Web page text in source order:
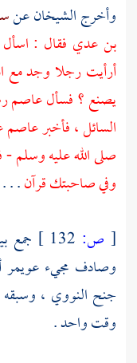
وأخرج الشيخان عن
بن عدي فقال :
أرأيت رجلا وجد مع
يصنع ؟ فسألعاصم
السائل ، فأخبرعاصم
صلى الله عليه وسلم -
وفي صاحبتك قرآن. .
[ ص: جمع
وصادف مجيء عويمر
جنح النووي ، وسبقه
وقت واحد .